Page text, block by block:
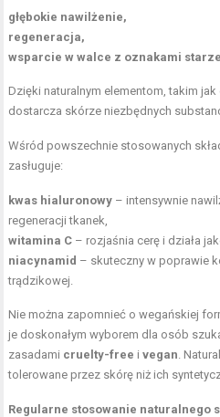
głębokie nawilżenie,
regeneracja,
wsparcie w walce z oznakami
Dzięki naturalnym elementom, takim jak
dostarcza skórze niezbędnych
Wśród powszechnie stosowanych
zasługuje:
kwas hialuronowy – intensywnie
regeneracji tkanek,
witamina C – rozjaśnia cerę i działa
niacynamid – skuteczny w poprawie
trądzikowej.
Nie można zapomnieć o wegańskiej
je doskonałym wyborem dla osób
zasadami cruelty-free ivegan .
tolerowane przez skórę niż ich
Regularne stosowanie naturalnego